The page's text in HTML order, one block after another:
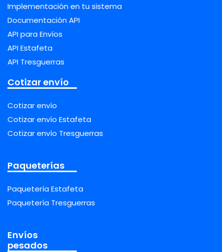
Implementación en tu sistema
Documentación API
API para Envíos
API Estafeta
API Tresguerras
Cotizar envío
Cotizar envío
Cotizar envío Estafeta
Cotizar envío Tresguerras
Paqueterías
Paquetería Estafeta
Paquetería Tresguerras
Envíos
pesados